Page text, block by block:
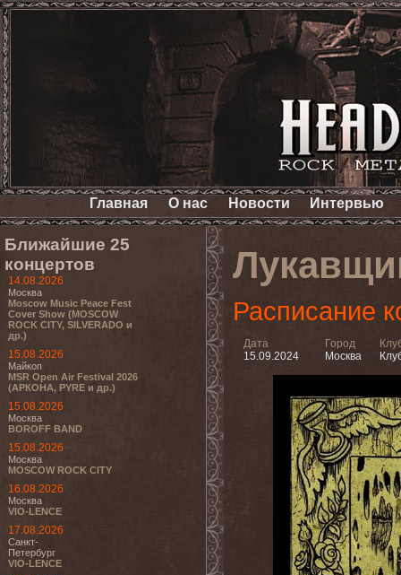
Главная О нас Новости Интервью
Ближайшие 25
концертов
14.08.2026
Москва
Moscow Music Peace Fest
Cover Show (MOSCOW
ROCK CITY, SILVERADO и
др.)
15.08.2026
Майкоп
MSR Open Air Festival 2026
(АРКОНА, PYRE и др.)
15.08.2026
Москва
BOROFF BAND
15.08.2026
Москва
MOSCOW ROCK CITY
16.08.2026
Москва
VIO-LENCE
17.08.2026
Санкт-
Петербург
VIO-LENCE
Расписание
Дата
15.09.2024
Город
Москва